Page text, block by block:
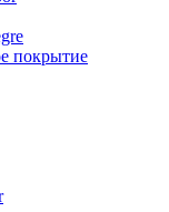
покрытие